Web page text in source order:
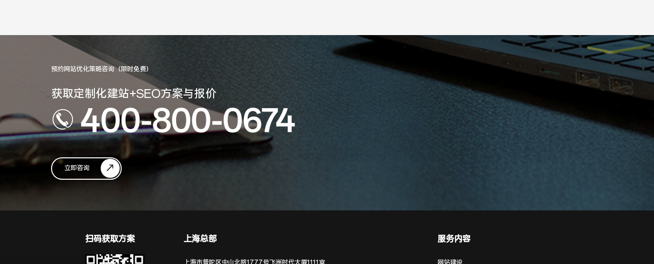
预约网站优化策略咨询（限时免费）
获取定制化建站+SEO方案与报价
400-800-0674
立即咨询
扫码获取方案 上海总部 服务内容